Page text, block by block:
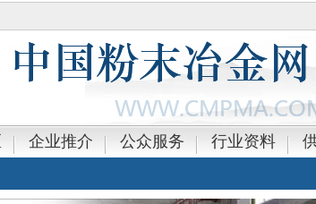
企业推介 公众服务 行业资料